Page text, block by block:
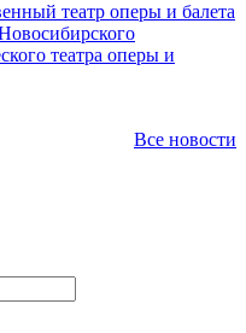
театр оперы и балета
театра оперы и
Все новости